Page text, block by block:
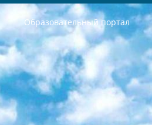
Образовательный портал
РЕСПУБЛИКА УЗБЕКИСТАН МИНИСТРЕРСТВО ДОШКОЛЬНОГО И ШКОЛЬНОГО ОБРАЗОВАНИЯ КОМАНДА в общеобразовательных учреждениях в 2023-2024 учебном году организация и проведение итоговой государственной аттестации обучающихся о Министра дошкольного и школьного образования Республики Узбекистан от 4 марта 2008 года (постановлением Минюста от 20 марта 2008 года № 1778 государственной регистрации) «Итоговое состояние учащихся общего среднего образования на основании положения об утверждении положения об аттестации общего среднего образования выпускной экзамен студентов в образовательных учреждениях в 2023-2024 учебном году В целях организации и прохождения аттестации приказываю: 1. Следующее: перечень предметов, по которым будет проводиться итоговая государственная аттестация и экзамен формы перевода согласно приложению 1; сертификаты международного образца, оценивающие уровень владения иностранными языками перечень согласно приложению 2; 2. Педагогический при специализированных образовательных учреждениях. научно-практический центр квалификации и международной оценки (Д.Давидова) 2024 г. До 25 марта: задания по предметам, по которым будет проводиться итоговая аттестация разработка и утверждение технических условий; итоговая аттестация на основании разработанного предметного задания разработка вопросов по предметам (устно и письменно), экзамен передача; общеобразовательные средние школы и специальные учебные заведения учащиеся выпускных классов школ и интернатов в агентской системе подготовка базы данных экзаменационных материалов и критериев оценки; перевод базы экзаменационных материалов на все языки обучения подать в Республиканский образовательный центр для изготовления; варианты экзаменов на основе разработанных контрольных материалов пусть будут поставлены задачи формирования. 3. Республиканский образовательный центр (Ш.Худайкулов) до 5 апреля 2024 года. до: база данных предоставленных экзаменационных материалов на все языки обучения перевод и экспертиза; для слепых, слабовидящих, глухих, слабослышащих и умственно отсталых детей учащиеся выпускных классов специализированных школ и школ-интернатов база данных экзаменационных материалов на всех преподаваемых языках